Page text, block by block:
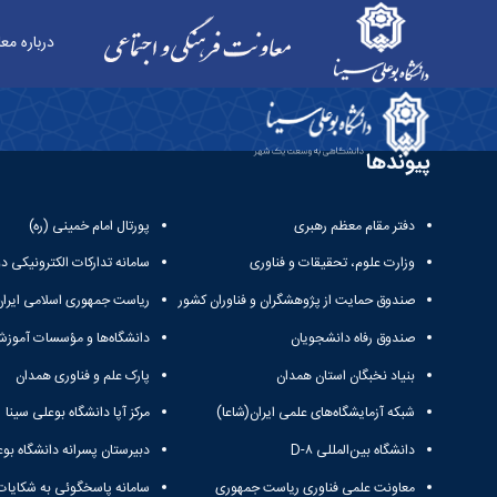
درباره
مشاهده آرشیو نشریات بارگذاری شده - معاونت
پیوندها
دفتر مقام معظم رهبری
وزارت علوم، تحقیقات و فناوری
صندوق حمایت از پژوهشگران و فناوران کشور
صندوق رفاه دانشجویان
بنیاد نخبگان استان همدان
شبکه آزمایشگاه‌های علمی ایران(شاعا)
دانشگاه بین‌المللی D-۸
معاونت علمی فناوری ریاست جمهوری
پورتال امام خمینی (ره)
سامانه تدارکات الکترونیکی
ریاست جمهوری اسلامی
دانشگاه‌ها و مؤسسات
پارک علم و فناوری همدان
مرکز آپا دانشگاه بوعلی سینا
دبیرستان پسرانه دانشگاه
سامانه پاسخگوئی به